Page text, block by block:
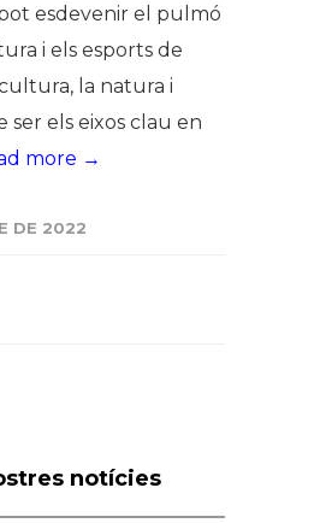
esdevenir el pulmó
i els esports de
la natura i
ser els eixos clau en
more →
DE 2022
notícies